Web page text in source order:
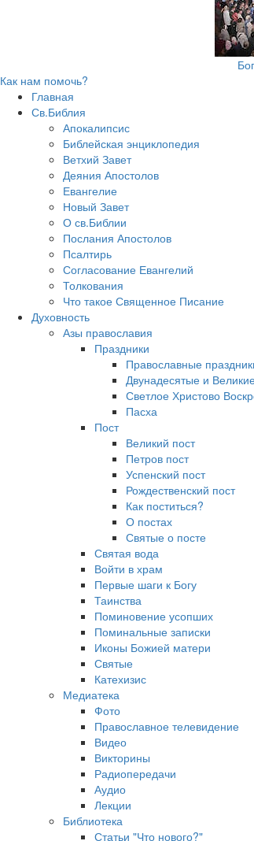
Как нам помочь?
Главная
Св.Библия
Апокалипсис
Библейская энциклопедия
Ветхий Завет
Деяния Апостолов
Евангелие
Новый Завет
О св.Библии
Послания Апостолов
Псалтирь
Согласование Евангелий
Толкования
Что такое Священное Писание
Духовность
Азы православия
Праздники
Православные
Двунадесятые и
Светлое Христово
Пасха
Пост
Великий пост
Петров пост
Успенский пост
Рождественский пост
Как поститься?
О постах
Святые о посте
Святая вода
Войти в храм
Первые шаги к Богу
Таинства
Поминовение усопших
Поминальные записки
Иконы Божией матери
Святые
Катехизис
Медиатека
Фото
Православное телевидение
Видео
Викторины
Радиопередачи
Аудио
Лекции
Библиотека
Статьи "Что нового?"